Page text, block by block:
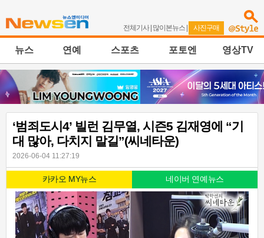
전체기사| 많이본뉴스 | 사진구매
뉴스 연예 스포츠 포토엔 영상TV
‘범죄도시4’ 빌런 김무열, 시즌5 김재영에 “기
대 많아, 다치지 말길”(씨네타운)
2026-06-04 11:27:19
카카오 MY뉴스 네이버 연예뉴스